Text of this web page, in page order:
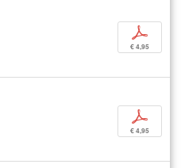
p
€ 4,95
p
€ 4,95